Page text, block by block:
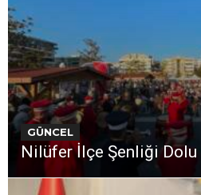
GÜNCEL
Nilüfer İlçe Şenliği Dolu